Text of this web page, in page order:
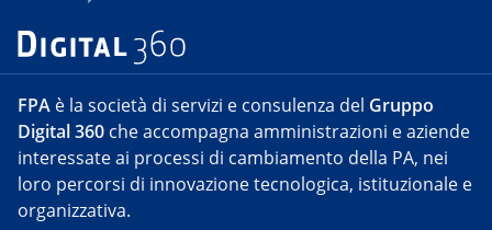
FPA è la società di servizi e consulenza del Gruppo
Digital 360 che accompagna amministrazioni e aziende
interessate ai processi di cambiamento della PA, nei
loro percorsi di innovazione tecnologica, istituzionale e
organizzativa.